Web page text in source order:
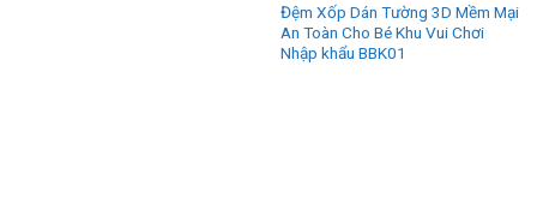
Đệm Xốp Dán Tường 3D Mềm Mại
An Toàn Cho Bé Khu Vui Chơi
Nhập khẩu BBK01